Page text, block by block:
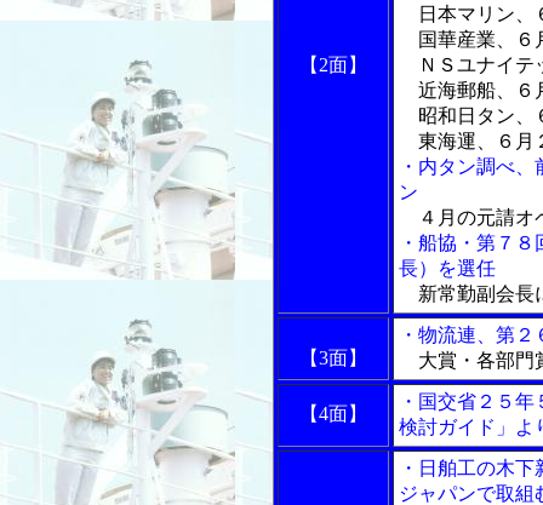
【2面】
日本マリン、
国華産業、６
ＮＳユナイテ
近海郵船、６
昭和日タン、
東海運、６月
・内タン調べ
ン
４月の元請オ
・船協・第７
長）を選任
新常勤副会長
【3面】
・物流連、第
大賞・各部門
【4面】
・国交省２５
検討ガイド」よ
・日舶工の木
ジャパンで取組